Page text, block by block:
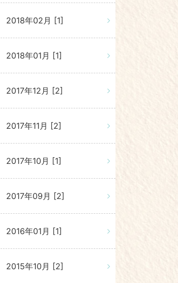
2018年02月 [1]
2018年01月 [1]
2017年12月 [2]
2017年11月 [2]
2017年10月 [1]
2017年09月 [2]
2016年01月 [1]
2015年10月 [2]